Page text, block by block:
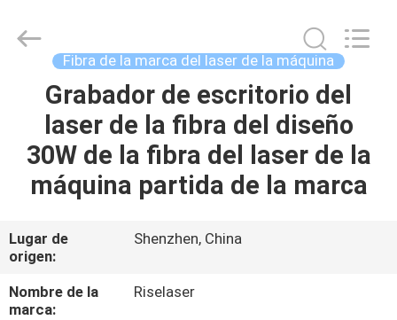
HOGAR
PRODUCTOS
ESPECTÁCULO
DE
REALIDAD
VIRTUAL
Riselaser
Technology
Fibra de la marca del laser de la máquina
Grabador de escritorio del
laser de la fibra del diseño
30W de la fibra del laser de la
máquina partida de la marca
Lugar de
origen:
Shenzhen, China
Nombre de la
marca:
Riselaser